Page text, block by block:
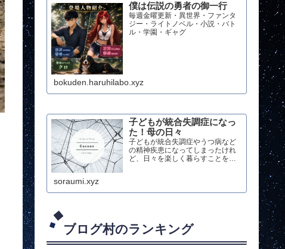
僕は伝説の勇者の御一行
毎週金曜更新・異世界・ファンタ
ジー・ライトノベル・小説・バト
ル・学園・ギャグ
bokuden.haruhilabo.xyz
子どもが統合失調症になっ
た！母の日々
子どもが統合失調症やうつ病など
の精神疾患になってしまったけれ
ど、日々を楽しく暮らすことを目
soraumi.xyz
ブログ村のランキング